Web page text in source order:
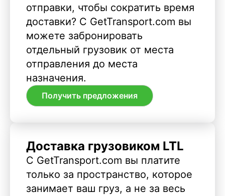
отправки, чтобы сократить время
доставки? С GetTransport.com вы
можете забронировать
отдельный грузовик от места
отправления до места
назначения.
Получить предложения
Доставка грузовиком LTL
С GetTransport.com вы платите
только за пространство, которое
занимает ваш груз, а не за весь